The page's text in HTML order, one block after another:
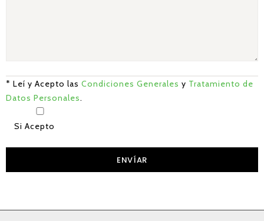
* Leí y Acepto las Condiciones Generales y Tratamiento de
Datos Personales.
Si Acepto